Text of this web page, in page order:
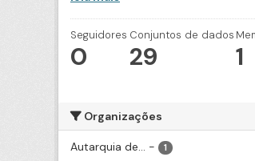
Seguidores
0
Conjuntos de dados
29 1
Organizações
Autarquia de... - 1